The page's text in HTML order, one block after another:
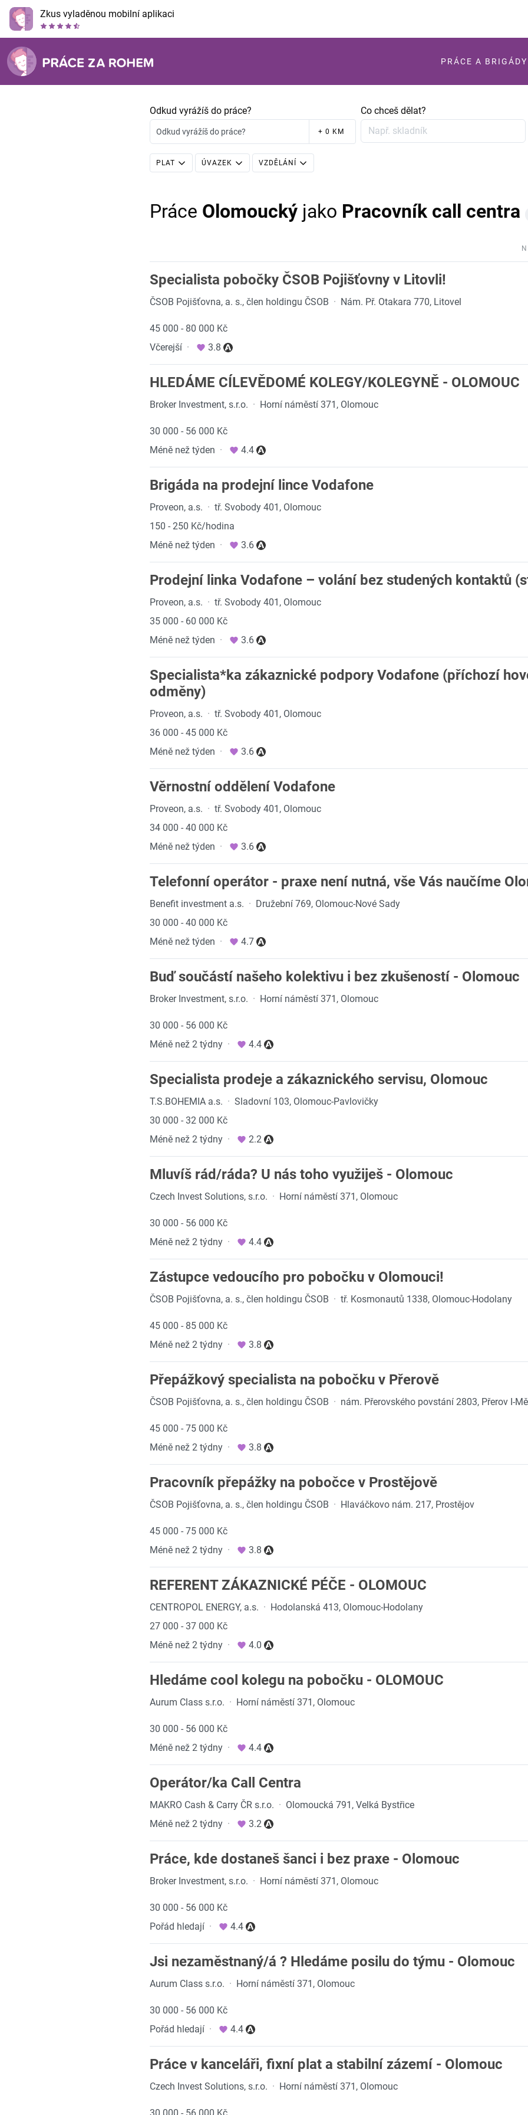
Zkus vyladěnou mobilní aplikaci
PRÁCE A BRIGÁDY
Odkud vyrážíš do práce?
Odkud vyrážíš do práce? + 0 KM
Co chceš dělat?
PLAT ÚVAZEK VZDĚLÁNÍ
Práce Olomoucký jako Pracovník call centra
Specialista pobočky ČSOB Pojišťovny v Litovli!
ČSOB Pojišťovna, a. s., člen holdingu ČSOB · Nám. Př. Otakara 770, Litovel
45 000 - 80 000 Kč
Včerejší · 3.8
HLEDÁME CÍLEVĚDOMÉ KOLEGY/KOLEGYNĚ - OLOMOUC
Broker Investment, s.r.o. · Horní náměstí 371, Olomouc
30 000 - 56 000 Kč
Méně než týden · 4.4
Brigáda na prodejní lince Vodafone
Proveon, a.s. · tř. Svobody 401, Olomouc
150 - 250 Kč/hodina
Méně než týden · 3.6
Prodejní linka Vodafone – volání bez studených kontaktů
Proveon, a.s. · tř. Svobody 401, Olomouc
35 000 - 60 000 Kč
Méně než týden · 3.6
Specialista*ka zákaznické podpory Vodafone (příchozí
odměny)
Proveon, a.s. · tř. Svobody 401, Olomouc
36 000 - 45 000 Kč
Méně než týden · 3.6
Věrnostní oddělení Vodafone
Proveon, a.s. · tř. Svobody 401, Olomouc
34 000 - 40 000 Kč
Méně než týden · 3.6
Telefonní operátor - praxe není nutná, vše Vás naučíme
Benefit investment a.s. · Družební 769, Olomouc-Nové Sady
30 000 - 40 000 Kč
Méně než týden · 4.7
Buď součástí našeho kolektivu i bez zkušeností - Olomouc
Broker Investment, s.r.o. · Horní náměstí 371, Olomouc
30 000 - 56 000 Kč
Méně než 2 týdny · 4.4
Specialista prodeje a zákaznického servisu, Olomouc
T.S.BOHEMIA a.s. · Sladovní 103, Olomouc-Pavlovičky
30 000 - 32 000 Kč
Méně než 2 týdny · 2.2
Mluvíš rád/ráda? U nás toho využiješ - Olomouc
Czech Invest Solutions, s.r.o. · Horní náměstí 371, Olomouc
30 000 - 56 000 Kč
Méně než 2 týdny · 4.4
Zástupce vedoucího pro pobočku v Olomouci!
ČSOB Pojišťovna, a. s., člen holdingu ČSOB · tř. Kosmonautů 1338, Olomouc-Hodolany
45 000 - 85 000 Kč
Méně než 2 týdny · 3.8
Přepážkový specialista na pobočku v Přerově
ČSOB Pojišťovna, a. s., člen holdingu ČSOB · nám. Přerovského povstání 2803, Přerov I-
45 000 - 75 000 Kč
Méně než 2 týdny · 3.8
Pracovník přepážky na pobočce v Prostějově
ČSOB Pojišťovna, a. s., člen holdingu ČSOB · Hlaváčkovo nám. 217, Prostějov
45 000 - 75 000 Kč
Méně než 2 týdny · 3.8
REFERENT ZÁKAZNICKÉ PÉČE - OLOMOUC
CENTROPOL ENERGY, a.s. · Hodolanská 413, Olomouc-Hodolany
27 000 - 37 000 Kč
Méně než 2 týdny · 4.0
Hledáme cool kolegu na pobočku - OLOMOUC
Aurum Class s.r.o. · Horní náměstí 371, Olomouc
30 000 - 56 000 Kč
Méně než 2 týdny · 4.4
Operátor/ka Call Centra
MAKRO Cash & Carry ČR s.r.o. · Olomoucká 791, Velká Bystřice
Méně než 2 týdny · 3.2
Práce, kde dostaneš šanci i bez praxe - Olomouc
Broker Investment, s.r.o. · Horní náměstí 371, Olomouc
30 000 - 56 000 Kč
Pořád hledají · 4.4
Jsi nezaměstnaný/á ? Hledáme posilu do týmu - Olomouc
Aurum Class s.r.o. · Horní náměstí 371, Olomouc
30 000 - 56 000 Kč
Pořád hledají · 4.4
Práce v kanceláři, fixní plat a stabilní zázemí - Olomouc
Czech Invest Solutions, s.r.o. · Horní náměstí 371, Olomouc